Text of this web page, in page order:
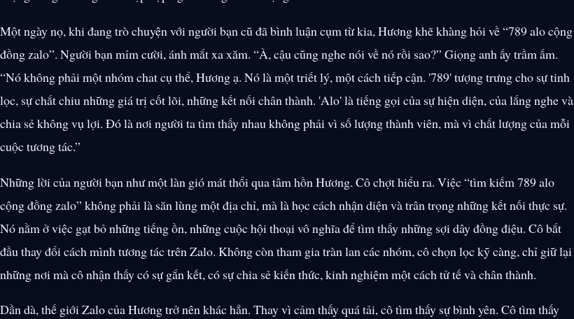
Một ngày nọ, khi đang trò chuyện với người bạn cũ đã bình luận cụm từ kia, Hương khẽ khàng hỏi về “789 alo cộng
đồng zalo”. Người bạn mỉm cười, ánh mắt xa xăm. “À, cậu cũng nghe nói về nó rồi sao?” Giọng anh ấy trầm ấm.
“Nó không phải một nhóm chat cụ thể, Hương ạ. Nó là một triết lý, một cách tiếp cận. '789' tượng trưng cho sự tinh
lọc, sự chắt chiu những giá trị cốt lõi, những kết nối chân thành. 'Alo' là tiếng gọi của sự hiện diện, của lắng nghe và
chia sẻ không vụ lợi. Đó là nơi người ta tìm thấy nhau không phải vì số lượng thành viên, mà vì chất lượng của mỗi
cuộc tương tác.”
Những lời của người bạn như một làn gió mát thổi qua tâm hồn Hương. Cô chợt hiểu ra. Việc “tìm kiếm 789 alo
cộng đồng zalo” không phải là săn lùng một địa chỉ, mà là học cách nhận diện và trân trọng những kết nối thực sự.
Nó nằm ở việc gạt bỏ những tiếng ồn, những cuộc hội thoại vô nghĩa để tìm thấy những sợi dây đồng điệu. Cô bắt
đầu thay đổi cách mình tương tác trên Zalo. Không còn tham gia tràn lan các nhóm, cô chọn lọc kỹ càng, chỉ giữ lại
những nơi mà cô nhận thấy có sự gắn kết, có sự chia sẻ kiến thức, kinh nghiệm một cách tử tế và chân thành.
Dần dà, thế giới Zalo của Hương trở nên khác hẳn. Thay vì cảm thấy quá tải, cô tìm thấy sự bình yên. Cô tìm thấy